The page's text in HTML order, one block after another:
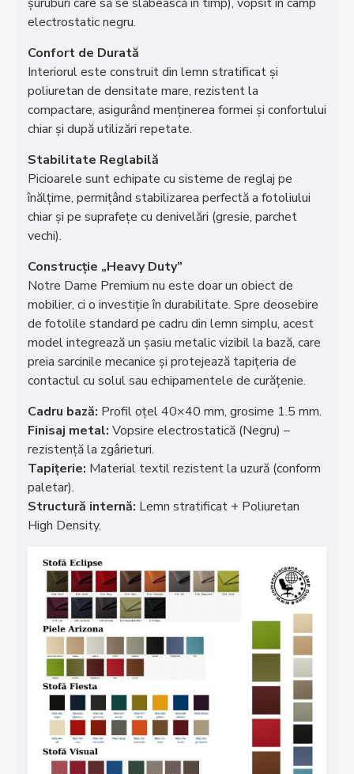
electrostatic negru.
Confort de Durată
Interiorul este construit din lemn stratificat și
poliuretan de densitate mare, rezistent la
compactare, asigurând menținerea formei și confortului
chiar și după utilizări repetate.
Stabilitate Reglabilă
Picioarele sunt echipate cu sisteme de reglaj pe
înălțime, permițând stabilizarea perfectă a fotoliului
chiar și pe suprafețe cu denivelări (gresie, parchet
vechi).
Construcție „Heavy Duty”
Notre Dame Premium nu este doar un obiect de
mobilier, ci o investiție în durabilitate. Spre deosebire
de fotolile standard pe cadru din lemn simplu, acest
model integrează un șasiu metalic vizibil la bază, care
preia sarcinile mecanice și protejează tapițeria de
contactul cu solul sau echipamentele de curățenie.
Cadru bază: Profil oțel 40×40 mm, grosime 1.5 mm.
Finisaj metal: Vopsire electrostatică (Negru) –
rezistență la zgârieturi.
Tapițerie: Material textil rezistent la uzură (conform
paletar).
Structură internă: Lemn stratificat + Poliuretan
High Density.